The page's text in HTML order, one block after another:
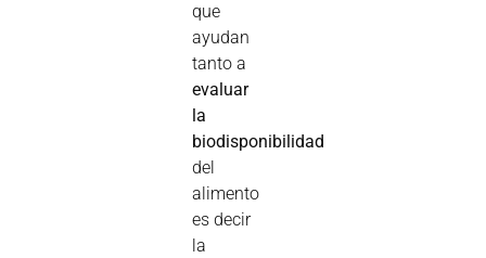
que
ayudan
tanto a
evaluar
la
biodisponibilidad
del
alimento
es decir
la